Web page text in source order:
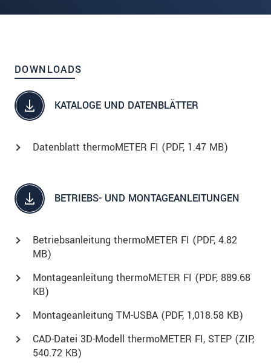
DOWNLOADS
KATALOGE UND DATENBLÄTTER
Datenblatt thermoMETER FI (PDF, 1.47 MB)
BETRIEBS- UND MONTAGEANLEITUNGEN
Betriebsanleitung thermoMETER FI (PDF, 4.82
MB)
Montageanleitung thermoMETER FI (PDF, 889.68
KB)
Montageanleitung TM-USBA (PDF, 1,018.58 KB)
CAD-Datei 3D-Modell thermoMETER FI, STEP (ZIP,
540.72 KB)